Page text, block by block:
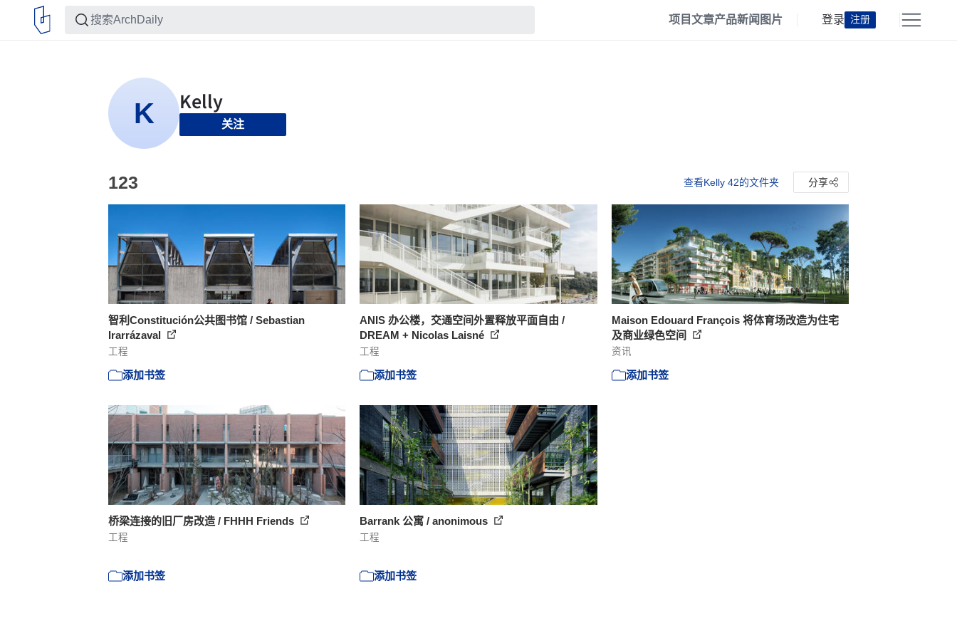
项目文章产品新闻 图片 登录 注册
关注
123 查看Kelly 42的文件夹 分享
智利Constitución公共图书馆 / Sebastian
Irarrázaval
工程
添加书签
ANIS 办公楼，交通空间外置释放平面自由 /
DREAM + Nicolas Laisné
工程
添加书签
Maison Edouard François 将体育场改造为住宅
及商业绿色空间
资讯
添加书签
桥梁连接的旧厂房改造 / FHHH Friends
工程
添加书签
Barrank 公寓 / anonimous
工程
添加书签